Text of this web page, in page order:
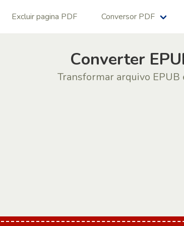
Excluir pagina PDF Conversor PDF
Сonverter
Transformar arquivo